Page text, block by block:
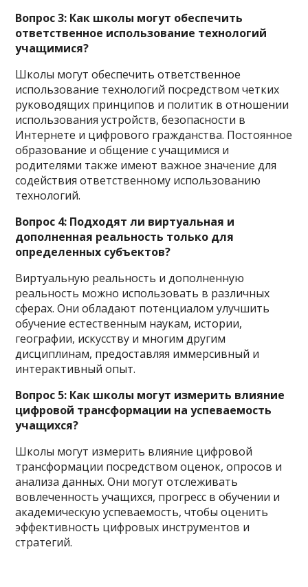
Вопрос 3: Как школы могут обеспечить
ответственное использование технологий
учащимися?
Школы могут обеспечить ответственное
использование технологий посредством четких
руководящих принципов и политик в отношении
использования устройств, безопасности в
Интернете и цифрового гражданства. Постоянное
образование и общение с учащимися и
родителями также имеют важное значение для
содействия ответственному использованию
технологий.
Вопрос 4: Подходят ли виртуальная и
дополненная реальность только для
определенных субъектов?
Виртуальную реальность и дополненную
реальность можно использовать в различных
сферах. Они обладают потенциалом улучшить
обучение естественным наукам, истории,
географии, искусству и многим другим
дисциплинам, предоставляя иммерсивный и
интерактивный опыт.
Вопрос 5: Как школы могут измерить влияние
цифровой трансформации на успеваемость
учащихся?
Школы могут измерить влияние цифровой
трансформации посредством оценок, опросов и
анализа данных. Они могут отслеживать
вовлеченность учащихся, прогресс в обучении и
академическую успеваемость, чтобы оценить
эффективность цифровых инструментов и
стратегий.